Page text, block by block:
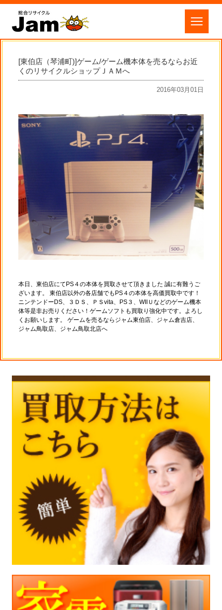
[東伯店（琴浦町)]ゲーム/ゲーム機本体を売るならお近
くのリサイクルショップＪＡＭへ
2016年03月01日
本日、東伯店にてPS４の本体を買取させて頂きました 誠に有難うご
ざいます。 東伯店以外の各店舗でもPS４の本体を高価買取中です！
ニンテンドーDS、３ＤＳ、ＰＳvita、PS３、WIIＵなどのゲーム機本
体等是非お売りください！ゲームソフトも買取り強化中です。よろし
くお願いします。 ゲームを売るならジャム東伯店、ジャム倉吉店、
ジャム鳥取店、ジャム鳥取北店へ